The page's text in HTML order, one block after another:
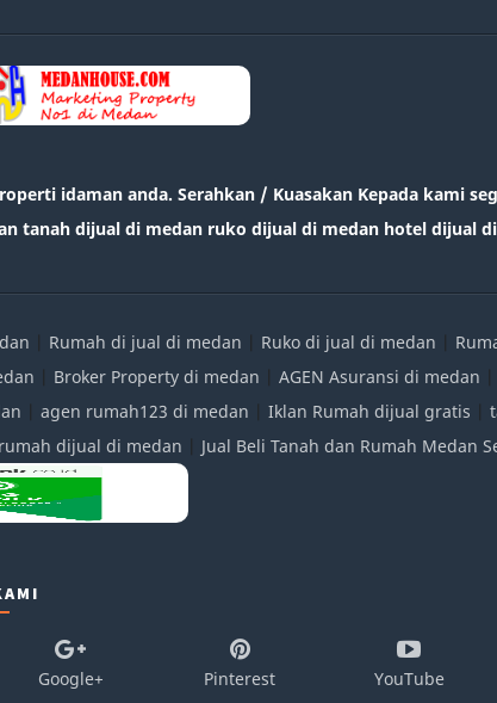
idaman anda. Serahkan / Kuasakan Kepada kami
tanah dijual di medan ruko dijual di medan hotel dijual
Rumah di jual di medan Ruko di jual di medan
Broker Property di medan AGEN Asuransi di medan
agen rumah123 di medan Iklan Rumah dijual gratis
rumah dijual di medan Jual Beli Tanah dan Rumah Medan
Google+ Pinterest YouTube